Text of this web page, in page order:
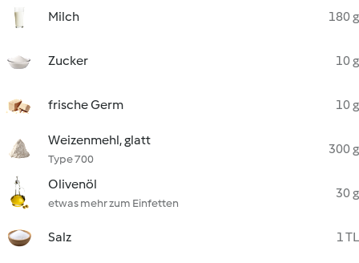
Milch
180 g
Zucker 10 g
frische Germ 10 g
Weizenmehl, glatt
Type 700
300 g
Olivenöl
etwas mehr zum Einfetten
30 g
Salz 1 TL